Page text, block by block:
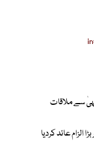
سے ملاقات
عائد کردیا